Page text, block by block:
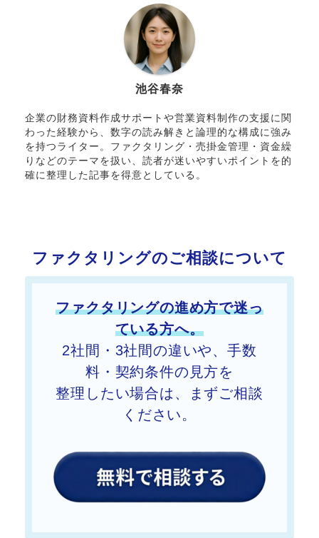
池谷春奈
企業の財務資料作成サポートや営業資料制作の支援に関
わった経験から、数字の読み解きと論理的な構成に強み
を持つライター。ファクタリング・売掛金管理・資金繰
りなどのテーマを扱い、読者が迷いやすいポイントを的
確に整理した記事を得意としている。
ファクタリングのご相談について
ファクタリングの進め方で迷っ
ている方へ。
2社間・3社間の違いや、手数
料・契約条件の見方を
整理したい場合は、まずご相談
ください。